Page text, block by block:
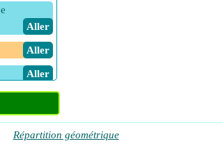
​ Aller
​ Aller
​ Aller
Répartition géométrique